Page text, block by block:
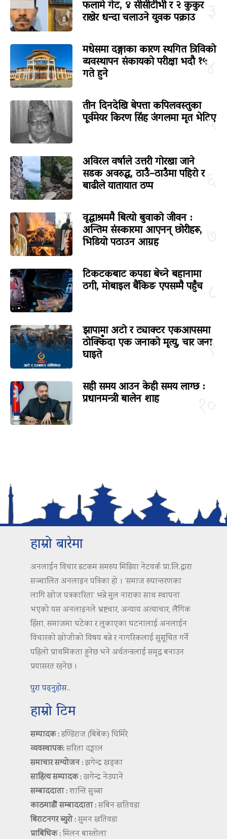
फलामे गेट, ४ सीसीटीभी र २ कुकुर
राखेर धन्दा चलाउने युवक पक्राउ
४
मधेसमा दङ्गाका कारण स्थगित त्रिविको
व्यवस्थापन संकायको परीक्षा भदौ १५
गते हुने
५
तीन दिनदेखि बेपत्ता कपिलवस्तुका
पूर्वमेयर किरण सिंह जंगलमा मृत भेटिए
अविरल वर्षाले उत्तरी गोरखा जाने
सडक अवरुद्ध, ठाउँ–ठाउँमा पहिरो र
बाढीले यातायात ठप्प
वृद्धाश्रममै बित्यो बुवाको जीवन :
अन्तिम संस्कारमा आएनन् छोरीहरू,
भिडियो पठाउन आग्रह
टिकटकबाट कपडा बेच्ने बहानामा
ठगी, मोबाइल बैंकिङ एपसम्मै पहुँच
९
झापामा अटो र ट्याक्टर एकआपसमा
ठोक्किँदा एक जनाको मृत्यु, चार जना
घाइते
सही समय आउन केही समय लाग्छ :
प्रधानमन्त्री बालेन शाह
हाम्रो बारेमा
अनलाईन विचार डटकम समरुप मिडिया नेटवर्क प्रा.लि.द्वारा
सञ्चालित अनलाइन पत्रिका हो । ‘समाज रुपान्तरणका
लागि खोज पत्रकारिता’ भन्ने मुल नाराका साथ स्थापना
भएको यस अनलाइनले भ्रष्टचार, अन्याय अत्याचार, लैंगिक
हिंसा, समाजमा घटेका र लुकाएका घटनालाई अनलाईन
विचारको खोजीको विषय बन्ने र नागरिकलाई सुसूचित गर्ने
पहिलो प्राथमिकता हुनेछ भने अर्थतन्त्रलाई समृद्ध बनाउन
प्रयासरत रहनेछ ।
पुरा पढ्नुहोस..
हाम्रो टिम
सम्पादक :डण्डिराज (बिबेक) घिमिरे
व्यवस्थापक:सरिता दङ्गाल
समाचार सम्योजन :झगेन्द्र खड्का
साहित्य सम्पादक :खगेन्द्र नेउपाने
सम्बाददाता :शान्ति सुब्बा
काठमाडौं सम्बाददाता :सबिन खतिवडा
बिराटनगर ब्युरो :सुमन खतिवडा
प्राबिधिक :मिलन बास्तोला